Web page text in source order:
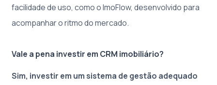
facilidade de uso, como o ImoFlow, desenvolvido para
acompanhar o ritmo do mercado.
Vale a pena investir em CRM imobiliário?
Sim, investir em um sistema de gestão adequado